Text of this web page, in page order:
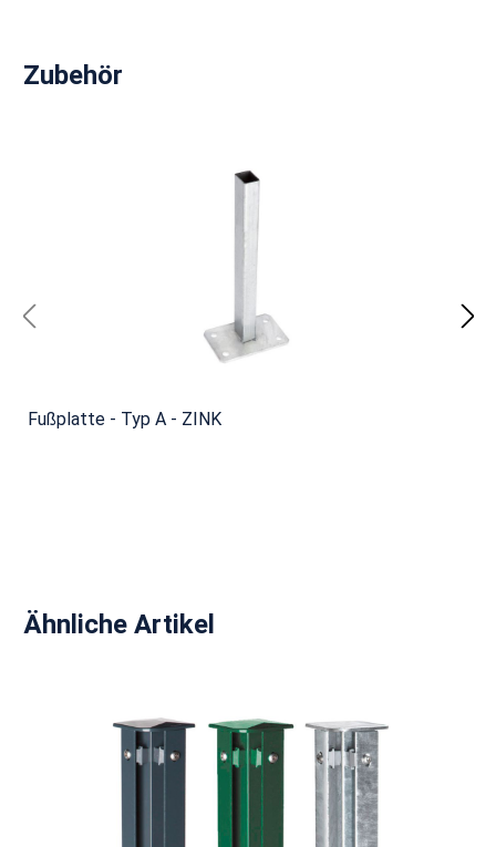
Produktgalerie überspringen
Zubehör
Fußplatte - Typ A - ZINK
Produktgalerie überspringen
Ähnliche Artikel